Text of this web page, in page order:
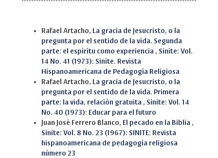
Rafael Artacho, La gracia de Jesucristo, o la
pregunta por el sentido de la vida. Segunda
parte: el espíritu como experiencia , Sinite: Vol.
14 No. 41 (1973): Sinite. Revista
Hispanoamericana de Pedagogía Religiosa
Rafael Artacho, La gracia de Jesucristo, o la
pregunta por el sentido de la vida. Primera
parte: la vida, relación gratuita , Sinite: Vol. 14
No. 40 (1973): Educar para el futuro
Juan José Ferrero Blanco, El pecado en la Biblia ,
Sinite: Vol. 8 No. 23 (1967): SINITE: Revista
hispanoamericana de pedagogía religiosa
número 23